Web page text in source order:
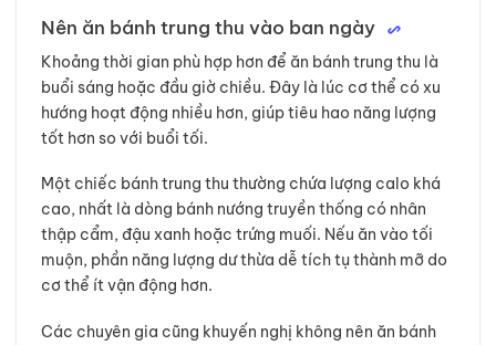
Nên ăn bánh trung thu vào ban ngày
Khoảng thời gian phù hợp hơn để ăn bánh trung thu là
buổi sáng hoặc đầu giờ chiều. Đây là lúc cơ thể có xu
hướng hoạt động nhiều hơn, giúp tiêu hao năng lượng
tốt hơn so với buổi tối.
Một chiếc bánh trung thu thường chứa lượng calo khá
cao, nhất là dòng bánh nướng truyền thống có nhân
thập cẩm, đậu xanh hoặc trứng muối. Nếu ăn vào tối
muộn, phần năng lượng dư thừa dễ tích tụ thành mỡ do
cơ thể ít vận động hơn.
Các chuyên gia cũng khuyến nghị không nên ăn bánh